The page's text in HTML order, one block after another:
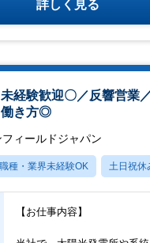
詳しく見る
未経験歓迎〇／反響営業
働き方◎
ィールドジャパン
職種・業界未経験OK 土日祝休
【お仕事内容】